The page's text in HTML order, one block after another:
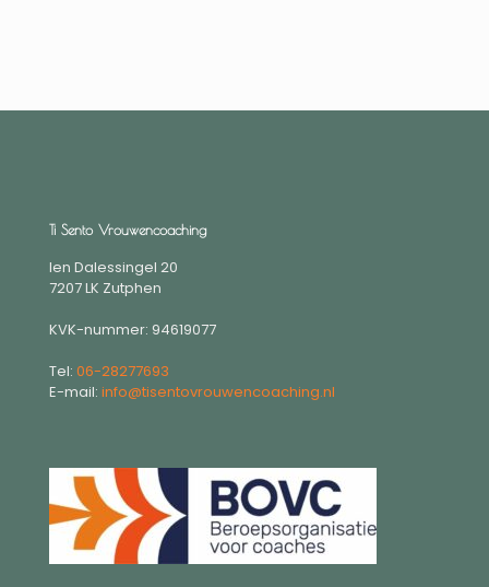
Ti Sento Vrouwencoaching
Ien Dalessingel 20
7207 LK Zutphen
KVK-nummer: 94619077
Tel: 06-28277693
E-mail: info@tisentovrouwencoaching.nl